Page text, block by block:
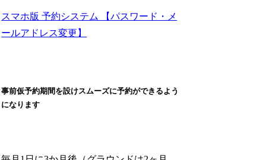
スマホ版 予約システム 【パスワード・メ
ールアドレス変更】
事前仮予約期間を設けスムーズに予約ができるよう
になります